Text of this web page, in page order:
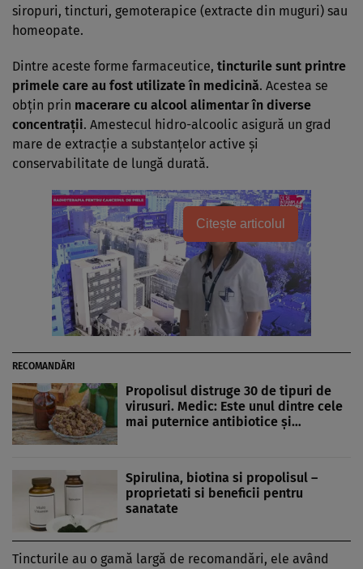
siropuri, tincturi, gemoterapice (extracte din muguri) sau
homeopate.
Dintre aceste forme farmaceutice, tincturile sunt printre
primele care au fost utilizate în medicină. Acestea se
obţin prin macerare cu alcool alimentar în diverse
concentraţii. Amestecul hidro-alcoolic asigură un grad
mare de extracţie a substanţelor active şi
conservabilitate de lungă durată.
Citește articolul
RECOMANDĂRI
Propolisul distruge 30 de tipuri de
virusuri. Medic: Este unul dintre cele
mai puternice antibiotice și…
Spirulina, biotina si propolisul –
proprietati si beneficii pentru
sanatate
Tincturile au o gamă largă de recomandări, ele având